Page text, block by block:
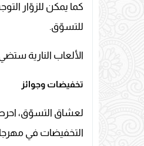
كما يمكن للزوّار
للتسوّق.
الألعاب النارية
تخفيضات وجوائز
لعشاق التسوّق،
التخفيضات في